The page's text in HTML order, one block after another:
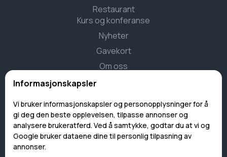
Informasjonskapsler
Vi bruker informasjonskapsler og personopplysninger for å
gi deg den beste opplevelsen, tilpasse annonser og
analysere brukeratferd. Ved å samtykke, godtar du at vi og
Google bruker dataene dine til personlig tilpasning av
annonser.
Restaurant
Kurs og konferanse
Nyheter
Gavekort
Om oss
Overnattinger
Rorbuer
Hytter